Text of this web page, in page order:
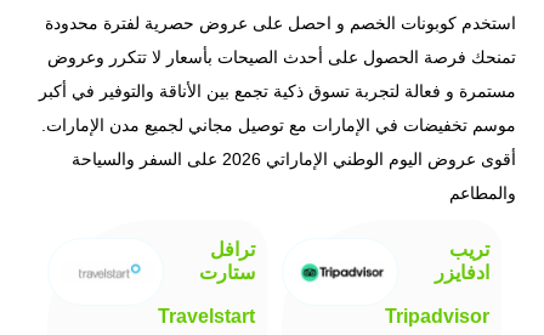
استخدم كوبونات الخصم و احصل على عروض حصرية لفترة محدودة
تمنحك فرصة الحصول على أحدث الصيحات بأسعار لا تتكرر وعروض
مستمرة و فعالة لتجربة تسوق ذكية تجمع بين الأناقة والتوفير في أكبر
موسم تخفيضات في الإمارات مع توصيل مجاني لجميع مدن الإمارات.
أقوى عروض اليوم الوطني الإماراتي 2026 على السفر والسياحة
والمطاعم
تريب
ادفايزر
Tripadvisor
ترافل
ستارت
Travelstart